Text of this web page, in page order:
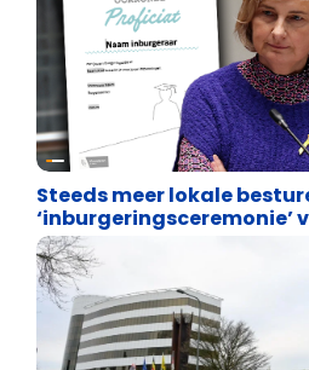
Binnenland politiek
Steeds meer lokale
‘inburgeringsceremonie’